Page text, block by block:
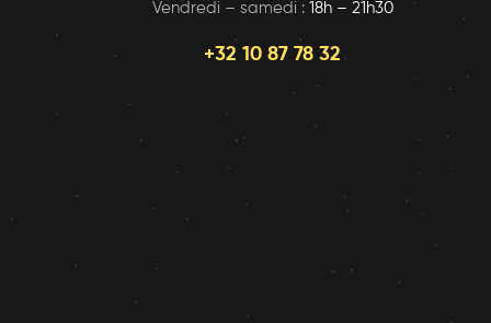
Vendredi – samedi : 18h – 21h30
+32 10 87 78 32